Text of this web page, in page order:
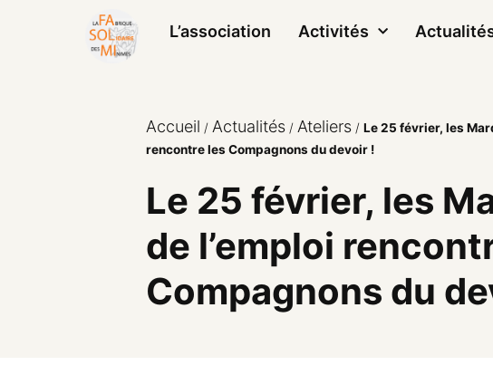
L’association Activités
Accueil / Actualités / Ateliers /Le 25 février, les
rencontre les Compagnons du devoir !
Le 25 février, les
de l’emploi
Compagnons du